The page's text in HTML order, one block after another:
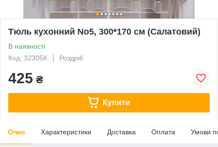
Тюль кухонний No5, 300*170 см (Салатовий)
В наявності
Код: 32305К
Роздріб
425 ₴
Купити
Опис Характеристики Доставка Оплата Умови